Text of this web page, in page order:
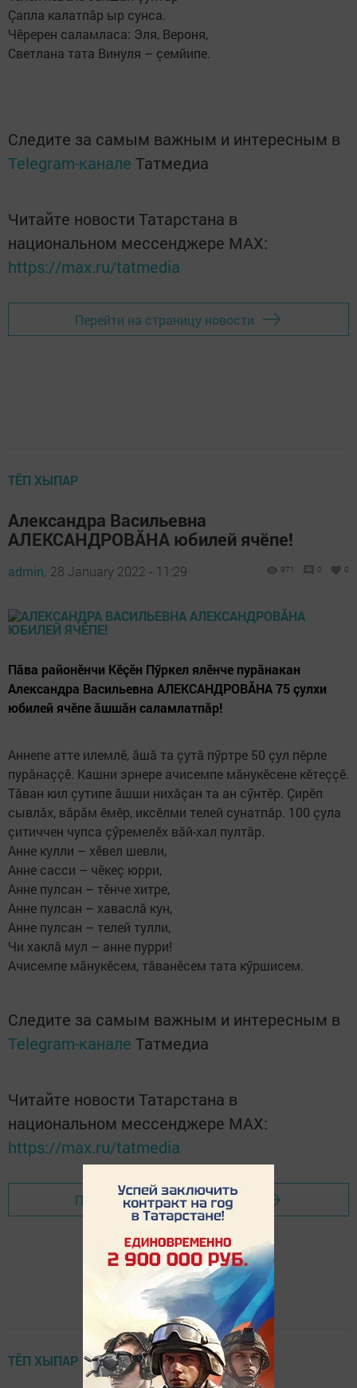
Çапла калатпăр ыр сунса.
Чӗререн саламласа: Эля, Вероня,
Светлана тата Винуля – çемйипе.
Следите за самым важным и интересным в
Telegram-канале Татмедиа
Читайте новости Татарстана в
национальном мессенджере MАХ:
https://max.ru/tatmedia
Перейти на страницу новости
ТӖП ХЫПАР
Александра Васильевна
АЛЕКСАНДРОВĂНА юбилей ячӗпе!
admin, 28 January 2022 - 11:29 971 0 0
Пăва районӗнчи Кӗçӗн Пӳркел ялӗнче пурăнакан
Александра Васильевна АЛЕКСАНДРОВĂНА 75 çулхи
юбилей ячӗпе ăшшăн саламлатпăр!
Аннепе атте илемлӗ, ăшă та çутă пӳртре 50 çул пӗрле
пурăнаççӗ. Кашни эрнере ачисемпе мăнукӗсене кӗтеççӗ.
Тăван кил çутипе ăшши нихăçан та ан сӳнтӗр. Çирӗп
сывлăх, вăрăм ӗмӗр, иксӗлми телей сунатпăр. 100 çула
çитиччен чупса çӳремелӗх вăй-хал пултăр.
Анне кулли – хӗвел шевли,
Анне сасси – чӗкеç юрри,
Анне пулсан – тӗнче хитре,
Анне пулсан – хаваслă кун,
Анне пулсан – телей тулли,
Чи хаклă мул – анне пурри!
Ачисемпе мăнукӗсем, тăванӗсем тата кӳршисем.
Следите за самым важным и интересным в
Telegram-канале Татмедиа
Читайте новости Татарстана в
национальном мессенджере MАХ:
https://max.ru/tatmedia
Перейти на страницу новости
ТӖП ХЫПАР